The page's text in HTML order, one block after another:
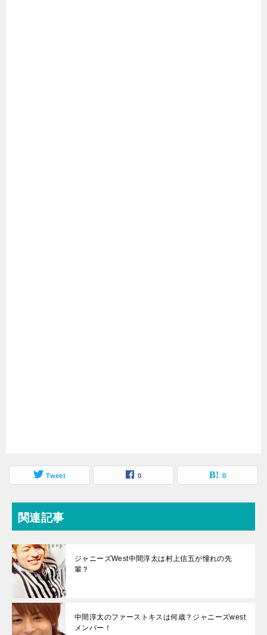
Tweet 0 0
関連記事
ジャニーズWest中間淳太は村上信五が憧れの先
輩？
中間淳太のファーストキスは何歳？ジャニーズwest
メンバー！